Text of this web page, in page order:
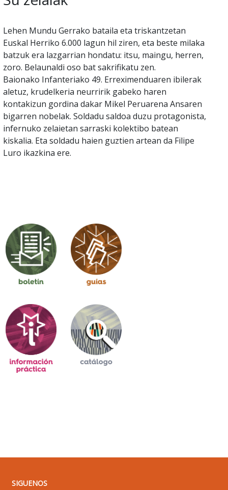
Lehen Mundu Gerrako bataila eta triskantzetan
Euskal Herriko 6.000 lagun hil ziren, eta beste milaka
batzuk era lazgarrian hondatu: itsu, maingu, herren,
zoro. Belaunaldi oso bat sakrifikatu zen.
Baionako Infanteriako 49. Erreximenduaren ibilerak
aletuz, krudelkeria neurririk gabeko haren
kontakizun gordina dakar Mikel Peruarena Ansaren
bigarren nobelak. Soldadu saldoa duzu protagonista,
infernuko zelaietan sarraski kolektibo batean
kiskalia. Eta soldadu haien guztien artean da Filipe
Luro ikazkina ere.
SIGUENOS